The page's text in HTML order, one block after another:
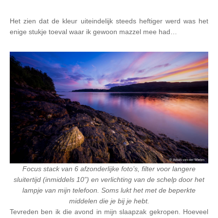
Het zien dat de kleur uiteindelijk steeds heftiger werd was het
enige stukje toeval waar ik gewoon mazzel mee had…
Focus stack van 6 afzonderlijke foto’s, filter voor langere
sluitertijd (inmiddels 10”) en verlichting van de schelp door het
lampje van mijn telefoon. Soms lukt het met de beperkte
middelen die je bij je hebt.
Tevreden ben ik die avond in mijn slaapzak gekropen. Hoeveel